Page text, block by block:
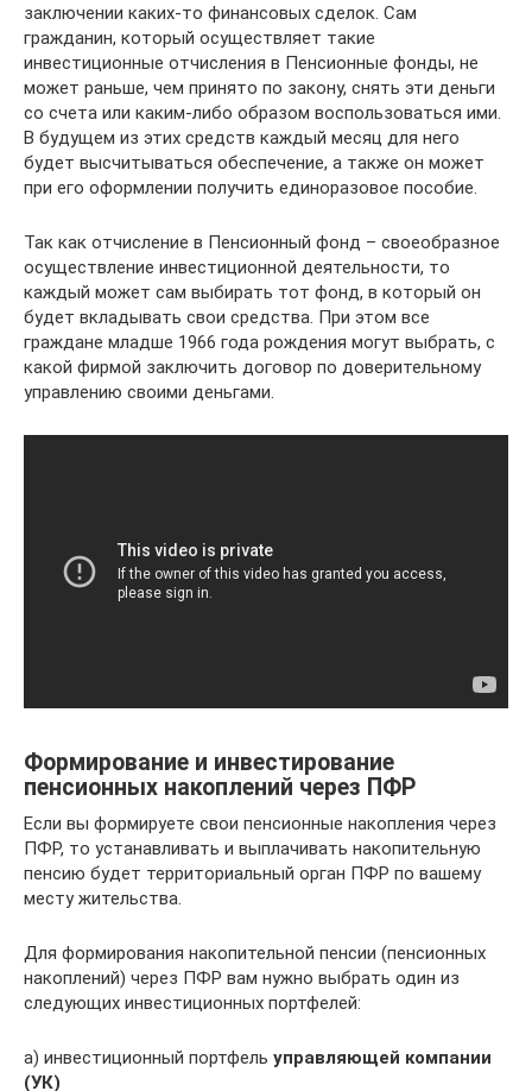
заключении каких-то финансовых сделок. Сам
гражданин, который осуществляет такие
инвестиционные отчисления в Пенсионные фонды, не
может раньше, чем принято по закону, снять эти деньги
со счета или каким-либо образом воспользоваться ими.
В будущем из этих средств каждый месяц для него
будет высчитываться обеспечение, а также он может
при его оформлении получить единоразовое пособие.
Так как отчисление в Пенсионный фонд – своеобразное
осуществление инвестиционной деятельности, то
каждый может сам выбирать тот фонд, в который он
будет вкладывать свои средства. При этом все
граждане младше 1966 года рождения могут выбрать, с
какой фирмой заключить договор по доверительному
управлению своими деньгами.
Формирование и инвестирование
пенсионных накоплений через ПФР
Если вы формируете свои пенсионные накопления через
ПФР, то устанавливать и выплачивать накопительную
пенсию будет территориальный орган ПФР по вашему
месту жительства.
Для формирования накопительной пенсии (пенсионных
накоплений) через ПФР вам нужно выбрать один из
следующих инвестиционных портфелей:
а) инвестиционный портфель управляющей компании
(УК)